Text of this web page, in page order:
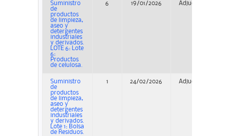
Suministro
de
productos
de limpieza,
aseo y
detergentes
industriales
y derivados.
LOTE 6: Lote
6:
Productos
de celulosa.
6 19/01/2026 Adjudicación
Suministro
de
productos
de limpieza,
aseo y
detergentes
industriales
y derivados.
Lote 1: Bolsa
de Residuos.
1 24/02/2026 Adjudicación